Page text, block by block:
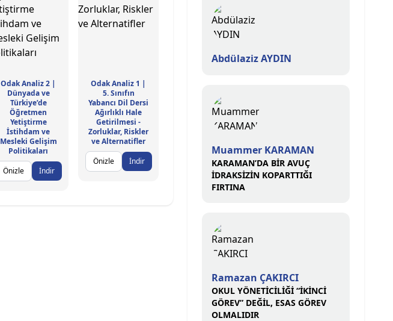
Odak Analiz 2 |
Dünyada ve
Türkiye’de
Öğretmen
Yetiştirme
İstihdam ve
Mesleki Gelişim
Politikaları
Önizle
İndir
Odak Analiz 1 |
5. Sınıfın
Yabancı Dil Dersi
Ağırlıklı Hale
Getirilmesi -
Zorluklar, Riskler
ve Alternatifler
Önizle
İndir
Abdülaziz AYDIN
Muammer KARAMAN
KARAMAN’DA BİR AVUÇ
İDRAKSİZİN KOPARTTIĞI
FIRTINA
Ramazan ÇAKIRCI
OKUL YÖNETİCİLİĞİ “İKİNCİ
GÖREV” DEĞİL, ESAS GÖREV
OLMALIDIR